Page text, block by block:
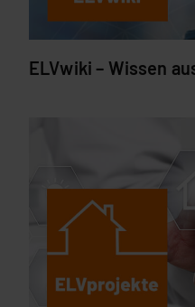
ELVwiki – Wissen